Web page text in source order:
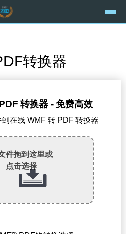
转换器
转换器 - 免费高效
在线 WMF 转 PDF 转换器
件拖到这里或
点击选择